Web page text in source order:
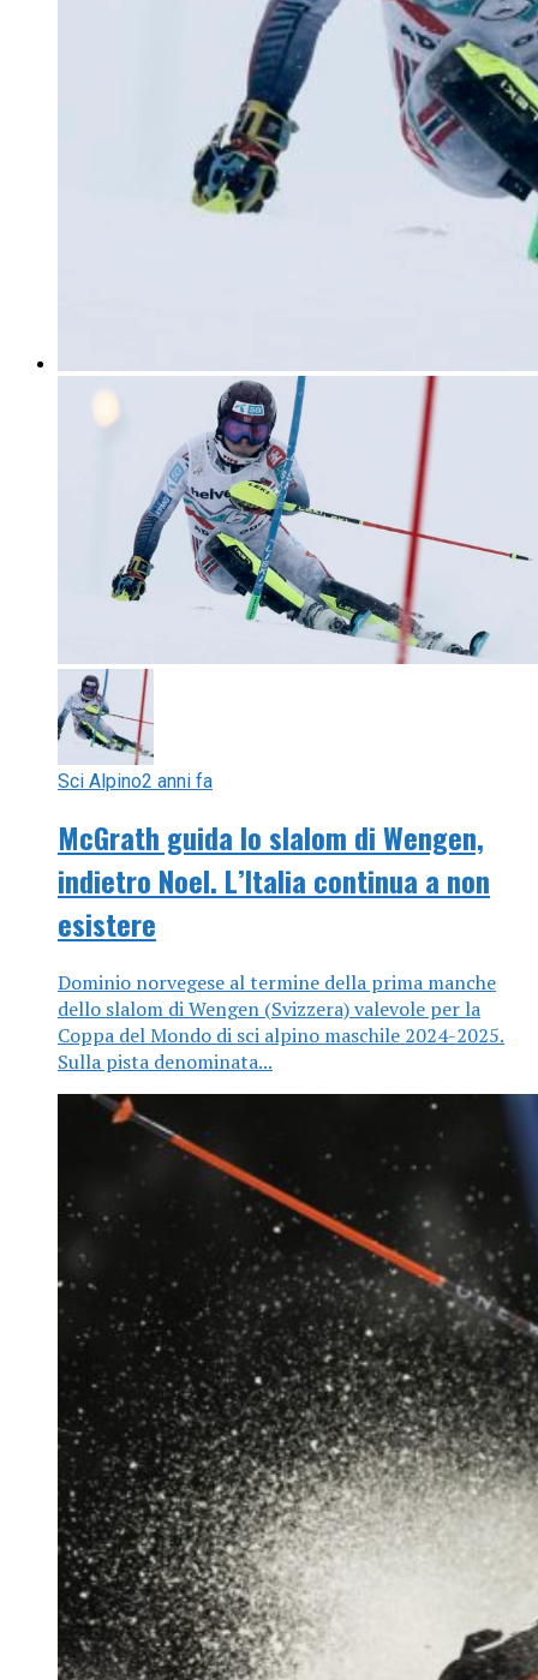
Sci Alpino2 anni fa
McGrath guida lo slalom di Wengen,
indietro Noel. L’Italia continua a non
esistere
Dominio norvegese al termine della prima manche
dello slalom di Wengen (Svizzera) valevole per la
Coppa del Mondo di sci alpino maschile 2024-2025.
Sulla pista denominata...